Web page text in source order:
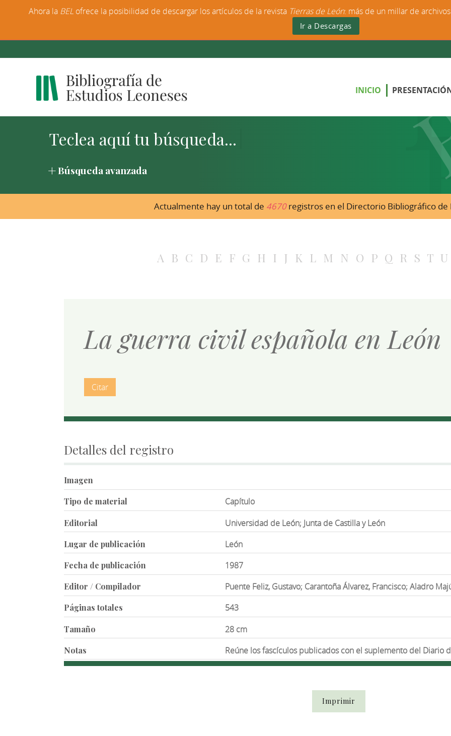
INICIO
Búsqueda avanzada
Actualmente hay un total de 4670registros en el Directorio Bibliográfico de
A B C D E F G H I J K L M N O P Q R S T U
La guerra civil española en León
Citar
Detalles del registro
Imagen
Tipo de material Capítulo
Editorial Universidad de León; Junta de Castilla y León
Lugar de publicación León
Fecha de publicación 1987
Editor / Compilador Puente Feliz, Gustavo; Carantoña Álvarez, Francisco; Aladro
Páginas totales 543
Tamaño 28 cm
Notas Reúne los fascículos publicados con el suplemento del Diario
Imprimir
Ahora la BEL ofrece la posibilidad de descargar los artículos de la revista Tierras de León: más de un millar de
Ir a Descargas